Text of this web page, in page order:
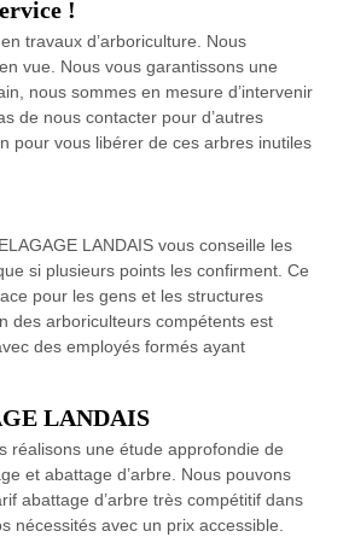
!
travaux d’arboriculture. Nous
vue. Nous vous garantissons une
nous sommes en mesure d’intervenir
de nous contacter pour d’autres
pour vous libérer de ces arbres inutiles
LANDAIS vous conseille les
si plusieurs points les confirment. Ce
pour les gens et les structures
des arboriculteurs compétents est
des employés formés ayant
LANDAIS
réalisons une étude approfondie de
et abattage d’arbre. Nous pouvons
abattage d’arbre très compétitif dans
nécessités avec un prix accessible.